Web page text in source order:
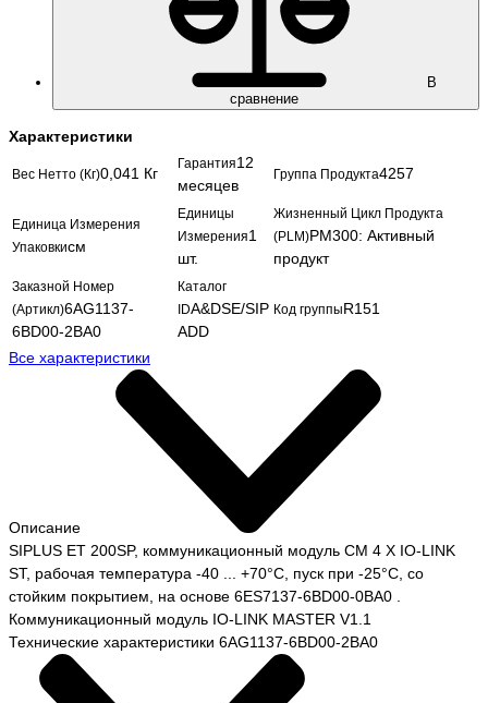
В
сравнение
Характеристики
Вес Нетто (Кг)0,041 Кг
Гарантия12
месяцев
Группа Продукта4257
Единица Измерения
Упаковкисм
Единицы
Измерения1
шт.
Жизненный Цикл Продукта
(PLM)PM300: Активный
продукт
Заказной Номер
(Артикл)6AG1137-
6BD00-2BA0
Каталог
IDA&DSE/SIP
ADD
Код группыR151
Все характеристики
Описание
SIPLUS ET 200SP, коммуникационный модуль CM 4 X IO-LINK
ST, рабочая температура -40 ... +70°C, пуск при -25°C, со
стойким покрытием, на основе 6ES7137-6BD00-0BA0 .
Коммуникационный модуль IO-LINK MASTER V1.1
Технические характеристики 6AG1137-6BD00-2BA0